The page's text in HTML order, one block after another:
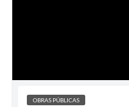
OBRAS PÚBLICAS